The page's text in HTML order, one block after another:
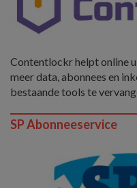
Contentlockr helpt online
meer data, abonnees en
bestaande tools te
SP Abonneeservice